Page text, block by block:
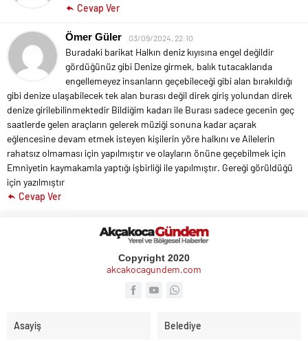
Cevap Ver
Ömer Güler 03/09/2024, 22:10
Buradaki barikat Halkın deniz kıyısına engel değildir
gördüğünüz gibi Denize girmek, balık tutacaklarıda
engellemeyez insanların geçebileceği gibi alan bırakıldığı
gibi denize ulaşabilecek tek alan burası değil direk giriş yolundan direk
denize girilebilinmektedir Bildiğim kadarı ile Burası sadece gecenin geç
saatlerde gelen araçların gelerek müziği sonuna kadar açarak
eğlencesine devam etmek isteyen kişilerin yöre halkını ve Ailelerin
rahatsız olmaması için yapılmıştır ve olayların önüne geçebilmek için
Emniyetin kaymakamla yaptığı işbirliği ile yapılmıştır. Gereği görüldüğü
için yazılmıştır
Cevap Ver
Copyright 2020
akcakocagundem.com
Asayiş Belediye